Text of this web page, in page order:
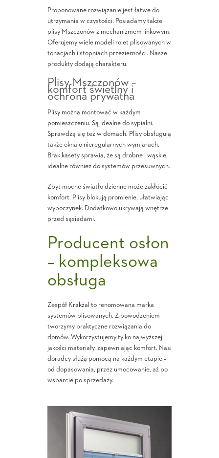
Proponowane rozwiązanie jest łatwe do
utrzymania w czystości. Posiadamy także
plisy Mszczonów z mechanizmem linkowym.
Oferujemy wiele modeli rolet plisowanych w
tonacjach i stopniach przezierności. Nasze
produkty dodają charakteru.
Plisy Mszczonów –
komfort świetlny i
ochrona prywatna
Plisy można montować w każdym
pomieszczeniu. Są idealne do sypialni.
Sprawdzą się też w domach. Plisy obsługują
także okna o nieregularnych wymiarach.
Brak kasety sprawia, że są drobne i wąskie,
idealne również do systemów przesuwnych.
Zbyt mocne światło dzienne może zakłócić
komfort. Plisy blokują promienie, ułatwiając
wypoczynek. Dodatkowo ukrywają wnętrze
przed sąsiadami.
Producent osłon
– kompleksowa
obsługa
Zespół Krakżal to renomowana marka
systemów plisowanych. Z powodzeniem
tworzymy praktyczne rozwiązania do
domów. Wykorzystujemy tylko najwyższej
jakości materiały, zapewniając komfort. Nasi
doradcy służą pomocą na każdym etapie –
od dopasowania, przez umocowanie, aż po
wsparcie po sprzedaży.